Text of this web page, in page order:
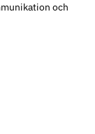
och